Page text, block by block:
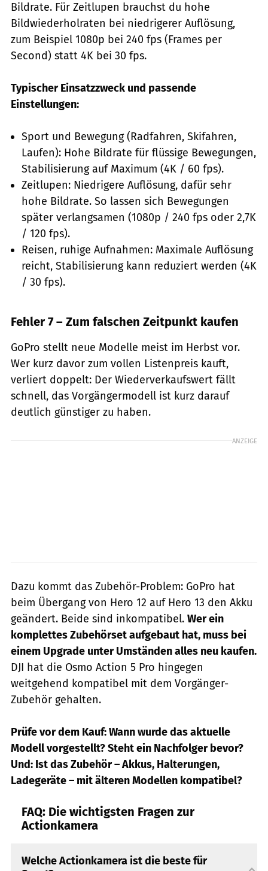
Bildrate. Für Zeitlupen brauchst du hohe
Bildwiederholraten bei niedrigerer Auflösung,
zum Beispiel 1080p bei 240 fps (Frames per
Second) statt 4K bei 30 fps.
Typischer Einsatzzweck und passende
Einstellungen:
Sport und Bewegung (Radfahren, Skifahren,
Laufen): Hohe Bildrate für flüssige Bewegungen,
Stabilisierung auf Maximum (4K / 60 fps).
Zeitlupen: Niedrigere Auflösung, dafür sehr
hohe Bildrate. So lassen sich Bewegungen
später verlangsamen (1080p / 240 fps oder 2,7K
/ 120 fps).
Reisen, ruhige Aufnahmen: Maximale Auflösung
reicht, Stabilisierung kann reduziert werden (4K
/ 30 fps).
Fehler 7 – Zum falschen Zeitpunkt kaufen
GoPro stellt neue Modelle meist im Herbst vor.
Wer kurz davor zum vollen Listenpreis kauft,
verliert doppelt: Der Wiederverkaufswert fällt
schnell, das Vorgängermodell ist kurz darauf
deutlich günstiger zu haben.
ANZEIGE
Dazu kommt das Zubehör-Problem: GoPro hat
beim Übergang von Hero 12 auf Hero 13 den Akku
geändert. Beide sind inkompatibel. Wer ein
komplettes Zubehörset aufgebaut hat, muss bei
einem Upgrade unter Umständen alles neu kaufen.
DJI hat die Osmo Action 5 Pro hingegen
weitgehend kompatibel mit dem Vorgänger-
Zubehör gehalten.
Prüfe vor dem Kauf: Wann wurde das aktuelle
Modell vorgestellt? Steht ein Nachfolger bevor?
Und: Ist das Zubehör – Akkus, Halterungen,
Ladegeräte – mit älteren Modellen kompatibel?
FAQ: Die wichtigsten Fragen zur
Actionkamera
Welche Actionkamera ist die beste für